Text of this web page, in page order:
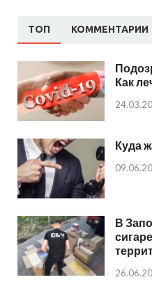
ТОП КОММЕНТАРИИ
Как
Куда
В